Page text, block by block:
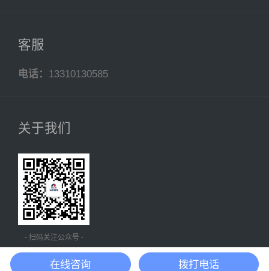
客服
电话： 13310130585
关于我们
- 扫码关注公众号 -
在线咨询 拨打电话